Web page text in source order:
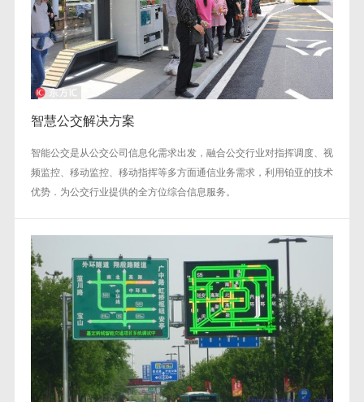
智慧公交解决方案
智能公交是从公交公司信息化需求出发，融合公交行业对指挥调度、视
频监控、移动监控、移动指挥等多方面通信业务需求，利用铂亚的技术
优势．为公交行业提供的全方位综合信息服务。